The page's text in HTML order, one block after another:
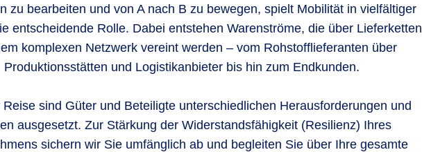
zu bearbeiten und von A nach B zu bewegen, spielt Mobilität in vielfältiger
entscheidende Rolle. Dabei entstehen Warenströme, die über Lieferketten
komplexen Netzwerk vereint werden – vom Rohstofflieferanten über
Produktionsstätten und Logistikanbieter bis hin zum Endkunden.
sind Güter und Beteiligte unterschiedlichen Herausforderungen und
ausgesetzt. Zur Stärkung der Widerstandsfähigkeit (Resilienz) Ihres
sichern wir Sie umfänglich ab und begleiten Sie über Ihre gesamte